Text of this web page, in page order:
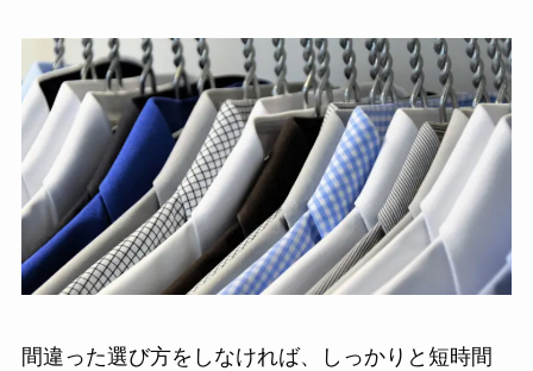
間違った選び方をしなければ、しっかりと短時間